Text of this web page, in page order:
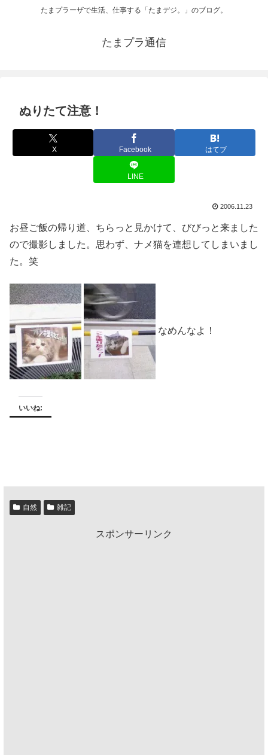
たまプラーザで生活、仕事する「たまデジ。」のブログ。
たまプラ通信
ぬりたて注意！
X Facebook はてブ
LINE
2006.11.23
お昼ご飯の帰り道、ちらっと見かけて、びびっと来ました
ので撮影しました。思わず、ナメ猫を連想してしまいまし
た。笑
なめんなよ！
いいね:
自然 雑記
スポンサーリンク